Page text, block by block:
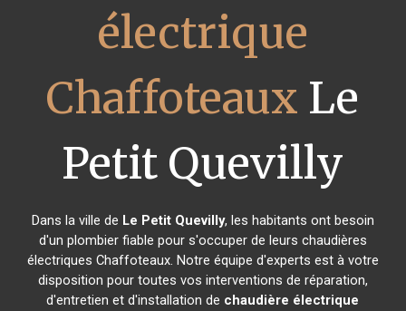
électrique
Chaffoteaux Le
Petit Quevilly
Dans la ville de Le Petit Quevilly, les habitants ont besoin
d'un plombier fiable pour s'occuper de leurs chaudières
électriques Chaffoteaux. Notre équipe d'experts est à votre
disposition pour toutes vos interventions de réparation,
d'entretien et d'installation de chaudière électrique